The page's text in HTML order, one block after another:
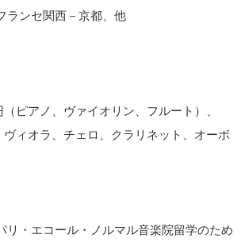
ランセ関西－京都、他
ピアノ、ヴァイオリン、フルート）、
ヴィオラ、チェロ、クラリネット、オーボ
リ・エコール・ノルマル音楽院留学のため